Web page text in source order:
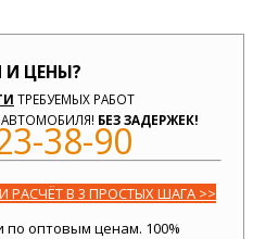
ЦЕНЫ?
ТРЕБУЕМЫХ РАБОТ
БЕЗ ЗАДЕРЖЕК!
38-90
В 3 ПРОСТЫХ ШАГА >>
оптовым ценам. 100%